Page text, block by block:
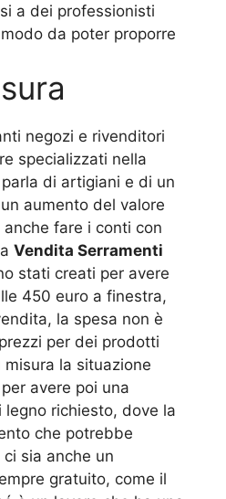
a dei professionisti
da poter proporre
negozi e rivenditori
specializzati nella
di artigiani e di un
aumento del valore
fare i conti con
Vendita Serramenti
stati creati per avere
450 euro a finestra,
la spesa non è
per dei prodotti
la situazione
avere poi una
richiesto, dove la
che potrebbe
sia anche un
gratuito, come il